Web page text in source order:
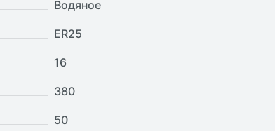
Водяное
ER25
16
380
50